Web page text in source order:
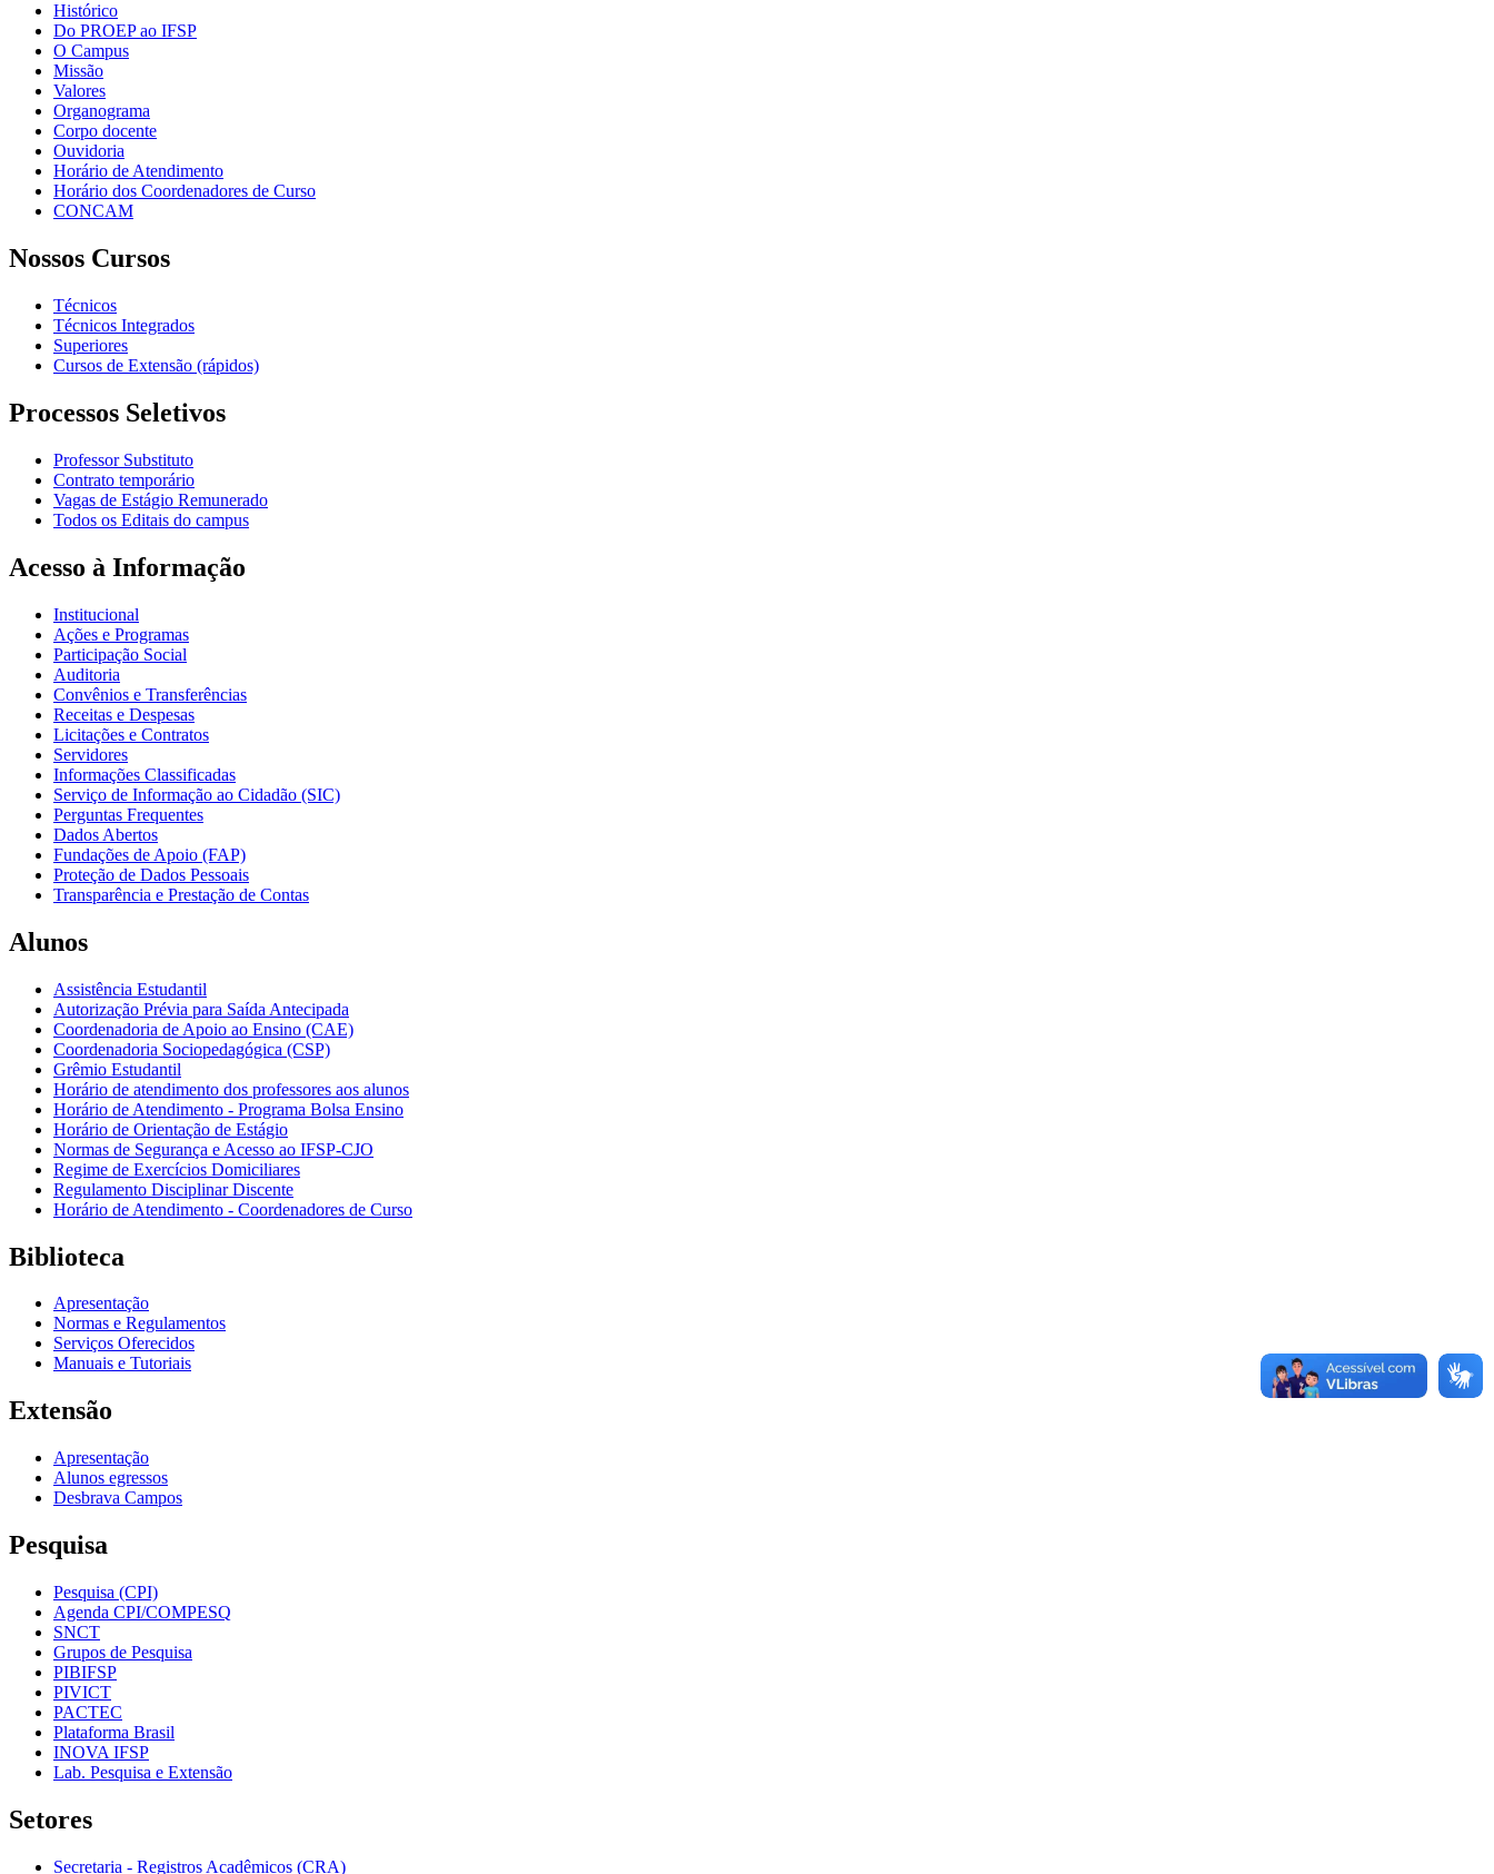
Histórico
Do PROEP ao IFSP
O Campus
Missão
Valores
Organograma
Corpo docente
Ouvidoria
Horário de Atendimento
Horário dos Coordenadores de Curso
CONCAM
Nossos Cursos
Técnicos
Técnicos Integrados
Superiores
Cursos de Extensão (rápidos)
Processos Seletivos
Professor Substituto
Contrato temporário
Vagas de Estágio Remunerado
Todos os Editais do campus
Acesso à Informação
Institucional
Ações e Programas
Participação Social
Auditoria
Convênios e Transferências
Receitas e Despesas
Licitações e Contratos
Servidores
Informações Classificadas
Serviço de Informação ao Cidadão (SIC)
Perguntas Frequentes
Dados Abertos
Fundações de Apoio (FAP)
Proteção de Dados Pessoais
Transparência e Prestação de Contas
Alunos
Assistência Estudantil
Autorização Prévia para Saída Antecipada
Coordenadoria de Apoio ao Ensino (CAE)
Coordenadoria Sociopedagógica (CSP)
Grêmio Estudantil
Horário de atendimento dos professores aos alunos
Horário de Atendimento - Programa Bolsa Ensino
Horário de Orientação de Estágio
Normas de Segurança e Acesso ao IFSP-CJO
Regime de Exercícios Domiciliares
Regulamento Disciplinar Discente
Horário de Atendimento - Coordenadores de Curso
Biblioteca
Apresentação
Normas e Regulamentos
Serviços Oferecidos
Manuais e Tutoriais
Extensão
Apresentação
Alunos egressos
Desbrava Campos
Pesquisa
Pesquisa (CPI)
Agenda CPI/COMPESQ
SNCT
Grupos de Pesquisa
PIBIFSP
PIVICT
PACTEC
Plataforma Brasil
INOVA IFSP
Lab. Pesquisa e Extensão
Setores
Secretaria - Registros Acadêmicos (CRA)